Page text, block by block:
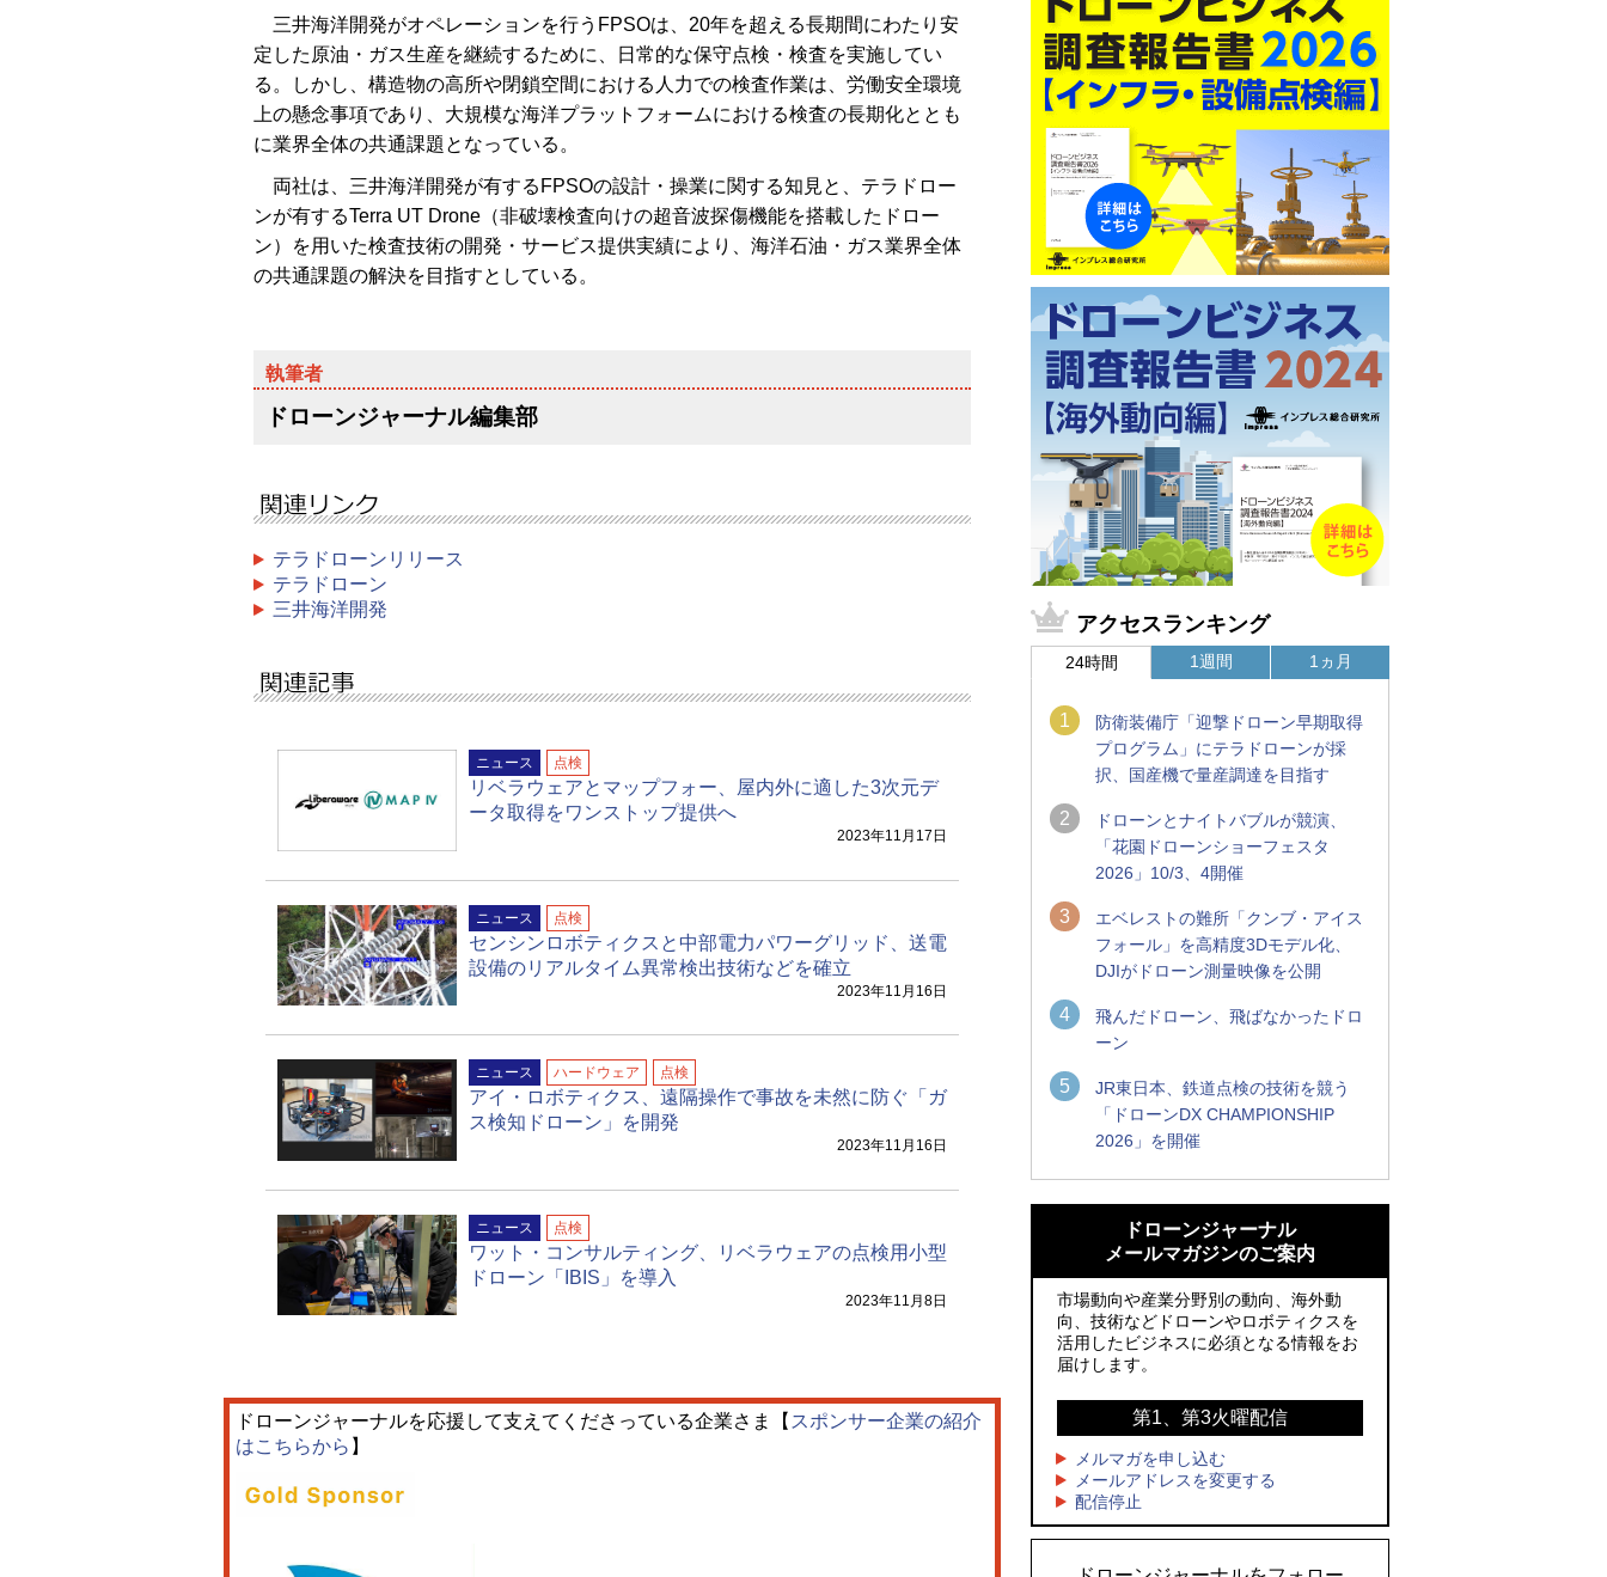
三井海洋開発がオペレーションを行うFPSOは、20年を超える長期間にわたり安
定した原油・ガス生産を継続するために、日常的な保守点検・検査を実施してい
る。しかし、構造物の高所や閉鎖空間における人力での検査作業は、労働安全環境
上の懸念事項であり、大規模な海洋プラットフォームにおける検査の長期化ととも
に業界全体の共通課題となっている。
両社は、三井海洋開発が有するFPSOの設計・操業に関する知見と、テラドロー
ンが有するTerra UT Drone（非破壊検査向けの超音波探傷機能を搭載したドロー
ン）を用いた検査技術の開発・サービス提供実績により、海洋石油・ガス業界全体
の共通課題の解決を目指すとしている。
ドローンジャーナル編集部
テラドローンリリース
テラドローン
三井海洋開発
ニュース 点検
リベラウェアとマップフォー、屋内外に適した3次元デ
ータ取得をワンストップ提供へ
2023年11月17日
ニュース 点検
センシンロボティクスと中部電力パワーグリッド、送電
設備のリアルタイム異常検出技術などを確立
2023年11月16日
ニュース ハードウェア 点検
アイ・ロボティクス、遠隔操作で事故を未然に防ぐ「ガ
ス検知ドローン」を開発
2023年11月16日
ニュース 点検
ワット・コンサルティング、リベラウェアの点検用小型
ドローン「IBIS」を導入
2023年11月8日
ドローンジャーナルを応援して支えてくださっている企業さま【 スポンサー企業の紹介
はこちらから 】
アクセスランキング
24時間
1
防衛装備庁「迎撃ドローン早期取得
プログラム」にテラドローンが採
択、国産機で量産調達を目指す
2
ドローンとナイトバブルが競演、
「花園ドローンショーフェスタ
2026」10/3、4開催
3
エベレストの難所「クンブ・アイス
フォール」を高精度3Dモデル化、
DJIがドローン測量映像を公開
4
飛んだドローン、飛ばなかったドロ
ーン
5
JR東日本、鉄道点検の技術を競う
「ドローンDX CHAMPIONSHIP
2026」を開催
1週間
飛ぶLEDスクリーン」とドローンショー
による新演出を実施
防衛装備庁「迎撃ドローン早期取得プロ
グラム」にテラドローンが採択、国産機
で量産調達を目指す
パイダーマン』や「M!LK」とのコラボド
ローンショー8/1開催
ドローンとナイトバブルが競演、「花園
ドローンショーフェスタ2026」10/3、4
開催
1ヵ月
飛ぶLEDスクリーン」とドローンショー
による新演出を実施
国産AUVを社会実装へ、スタートアップ
「BlueArch株式会社」設立
防衛装備庁「迎撃ドローン早期取得プロ
で量産調達を目指す
サザンビーチちがさき花火大会で「復活
の花火」打ち上げ、キリンビールがライ
ブ中継と連動した支援企画
ドローンジャーナル
メールマガジンのご案内
市場動向や産業分野別の動向、海外動
向、技術などドローンやロボティクスを
活用したビジネスに必須となる情報をお
届けします。
第1、第3火曜配信
メルマガを申し込む
メールアドレスを変更する
配信停止